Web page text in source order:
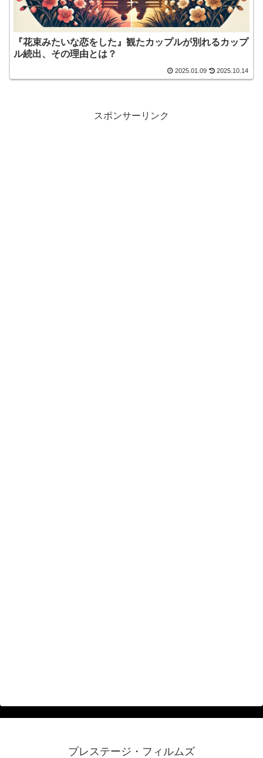
『花束みたいな恋をした』観たカップルが別れるカップ
ル続出、その理由とは？
2025.01.09 2025.10.14
スポンサーリンク
プレステージ・フィルムズ